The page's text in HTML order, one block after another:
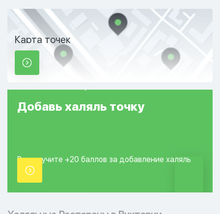
Карта точек
Добавь халяль точку
Вы получите +20 баллов за добавление халяль
точки.